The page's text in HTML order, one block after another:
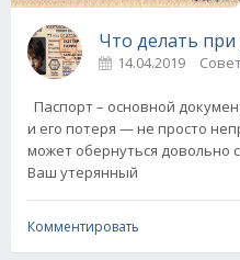
Что делать при
14.04.2019
Паспорт – основной
и его потеря — не просто
может обернуться довольно
Ваш утерянный
Комментировать